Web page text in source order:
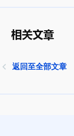
相关文章
返回至全部文章